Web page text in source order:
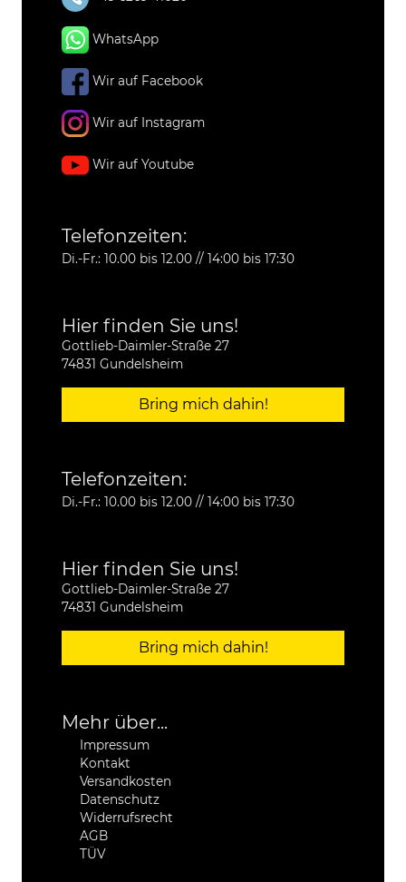
WhatsApp
Wir auf Facebook
Wir auf Instagram
Wir auf Youtube
Telefonzeiten:
Di.-Fr.: 10.00 bis 12.00 // 14:00 bis 17:30
Hier finden Sie uns!
Gottlieb-Daimler-Straße 27
74831 Gundelsheim
Bring mich dahin!
Telefonzeiten:
Di.-Fr.: 10.00 bis 12.00 // 14:00 bis 17:30
Hier finden Sie uns!
Gottlieb-Daimler-Straße 27
74831 Gundelsheim
Bring mich dahin!
Mehr über...
Impressum
Kontakt
Versandkosten
Datenschutz
Widerrufsrecht
AGB
TÜV